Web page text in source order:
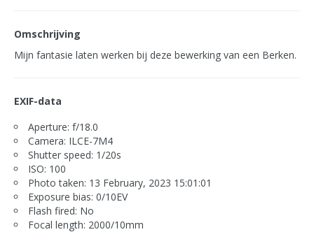
Omschrijving
Mijn fantasie laten werken bij deze bewerking van een Berken.
EXIF-data
Aperture: f/18.0
Camera: ILCE-7M4
Shutter speed: 1/20s
ISO: 100
Photo taken: 13 February, 2023 15:01:01
Exposure bias: 0/10EV
Flash fired: No
Focal length: 2000/10mm